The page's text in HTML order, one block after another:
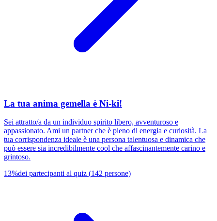
La tua anima gemella è Ni-ki!
Sei attratto/a da un individuo spirito libero, avventuroso e
appassionato. Ami un partner che è pieno di energia e curiosità. La
tua corrispondenza ideale è una persona talentuosa e dinamica che
può essere sia incredibilmente cool che affascinantemente carino e
grintoso.
13%dei partecipanti al quiz (142 persone)